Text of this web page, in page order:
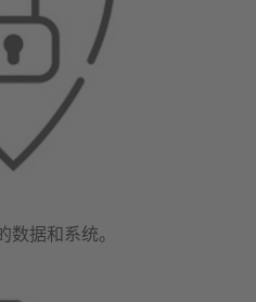
数据和系统。